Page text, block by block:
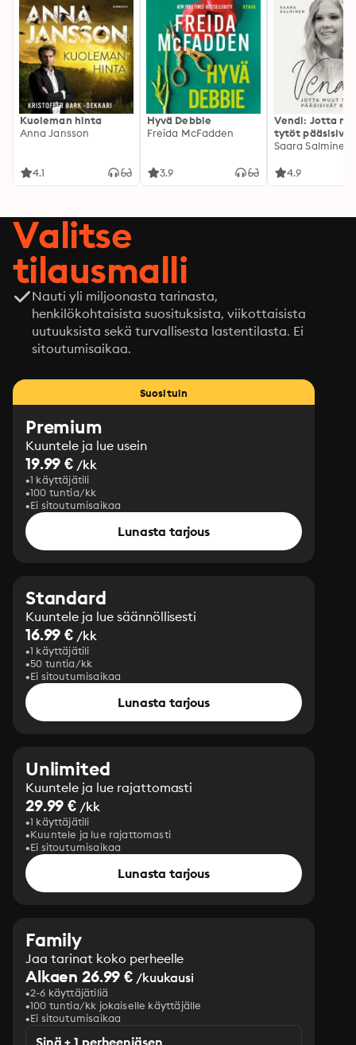
Kuoleman hinta
Anna Jansson
4.1
Hyvä Debbie
Freida McFadden
3.9
Vendi: Jotta
tytöt pääsisivät
kotiin
Saara Salminen
4.9
Valitse
tilausmalli
Nauti yli miljoonasta tarinasta,
henkilökohtaisista suosituksista, viikottaisista
uutuuksista sekä turvallisesta lastentilasta. Ei
sitoutumisaikaa.
Suosituin
Premium
Kuuntele ja lue usein
19.99 € /kk
1 käyttäjätili
100 tuntia/kk
Ei sitoutumisaikaa
Lunasta tarjous
Standard
Kuuntele ja lue säännöllisesti
16.99 € /kk
1 käyttäjätili
50 tuntia/kk
Ei sitoutumisaikaa
Lunasta tarjous
Unlimited
Kuuntele ja lue rajattomasti
29.99 € /kk
1 käyttäjätili
Kuuntele ja lue rajattomasti
Ei sitoutumisaikaa
Lunasta tarjous
Family
Jaa tarinat koko perheelle
Alkaen 26.99 € /kuukausi
2-6 käyttäjätiliä
100 tuntia/kk jokaiselle käyttäjälle
Ei sitoutumisaikaa
Sinä + 1 perheenjäsen